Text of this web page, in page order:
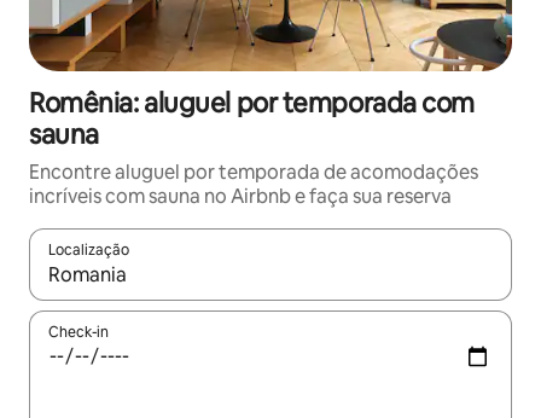
Romênia: aluguel por temporada com
sauna
Encontre aluguel por temporada de acomodações
incríveis com sauna no Airbnb e faça sua reserva
Localização
Quando os resultados estiverem disponíveis, explore-os
Check-in